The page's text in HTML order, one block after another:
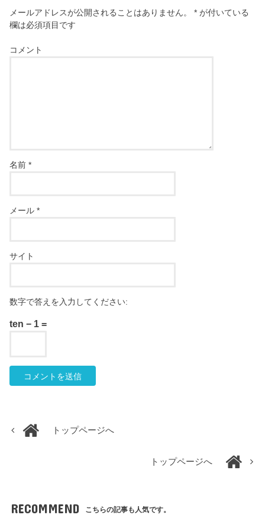
メールアドレスが公開されることはありません。 * が付いている
欄は必須項目です
コメント
名前*
メール*
サイト
数字で答えを入力してください:
ten − 1 =
トップページへ
トップページへ
RECOMMEND こちらの記事も人気です。